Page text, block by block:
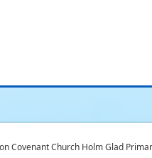
Covenant Church Holm Glad